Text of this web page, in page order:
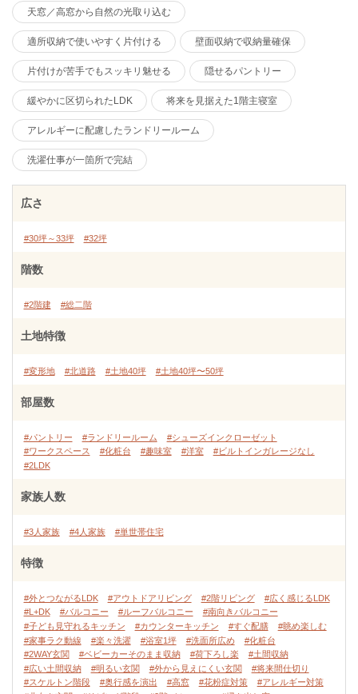
天窓／高窓から自然の光取り込む
適所収納で使いやすく片付ける 壁面収納で収納量確保
片付けが苦手でもスッキリ魅せる 隠せるパントリー
緩やかに区切られたLDK 将来を見据えた1階主寝室
アレルギーに配慮したランドリールーム
洗濯仕事が一箇所で完結
広さ
#30坪～33坪 #32坪
階数
#2階建 #総二階
土地特徴
#変形地 #北道路 #土地40坪 #土地40坪〜50坪
部屋数
#パントリー #ランドリールーム
#シューズインクローゼット
#ワークスペース
#化粧台 #趣味室 #洋室
#ビルトインガレージなし
#2LDK
家族人数
#3人家族 #4人家族 #単世帯住宅
特徴
#外とつながるLDK #アウトドアリビング #2階リビング
#広く感じるLDK
#L+DK
#バルコニー #ルーフバルコニー
#南向きバルコニー
#子ども見守れるキッチン
#カウンターキッチン #すぐ配膳
#眺め楽しむ
#家事ラク動線
#楽々洗濯 #浴室1坪 #洗面所広め
#化粧台
#2WAY玄関
#ベビーカーそのまま収納 #荷下ろし楽
#土間収納
#広い土間収納
#明るい玄関 #外から見えにくい玄関
#将来間仕切り
#スケルトン階段
#奥行感を演出 #高窓 #花粉症対策
#アレルギー対策